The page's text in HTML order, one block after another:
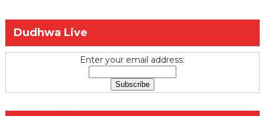
Dudhwa Live
Enter your email address: